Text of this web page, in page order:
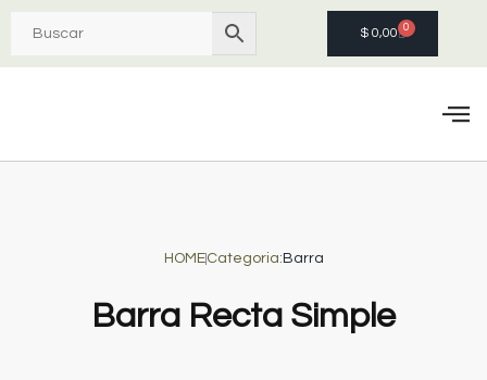
$ 0,00 0
HOMECategoria:Barra
Barra Recta Simple